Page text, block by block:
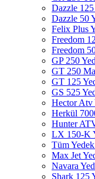
Dazzle 125
Dazzle 50
Felix Plus
Freedom
Freedom
GP 250
GT 250
GT 125
GS 525
Hector Atv
Herkül
Hunter
LX 150-K
Tüm
Max Jet
Navara
Shark 125